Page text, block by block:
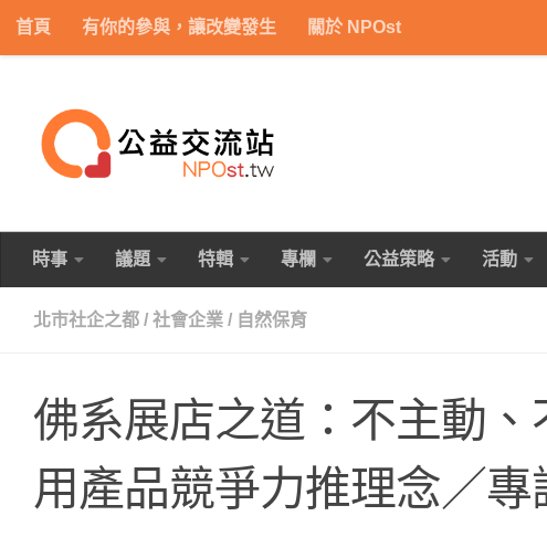
Skip to content
首頁 有你的參與，讓改變發生 關於 NPOst
時事 議題 特輯 專欄 公益策略 活動
北市社企之都 / 社會企業 / 自然保育
佛系展店之道：不主動、
用產品競爭力推理念／